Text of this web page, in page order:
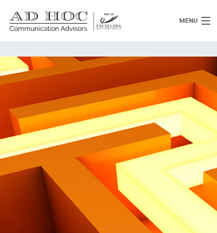
MENU
Chi siamo
Cosa facciamo
News
Clienti
Heritage
Lavora con noi